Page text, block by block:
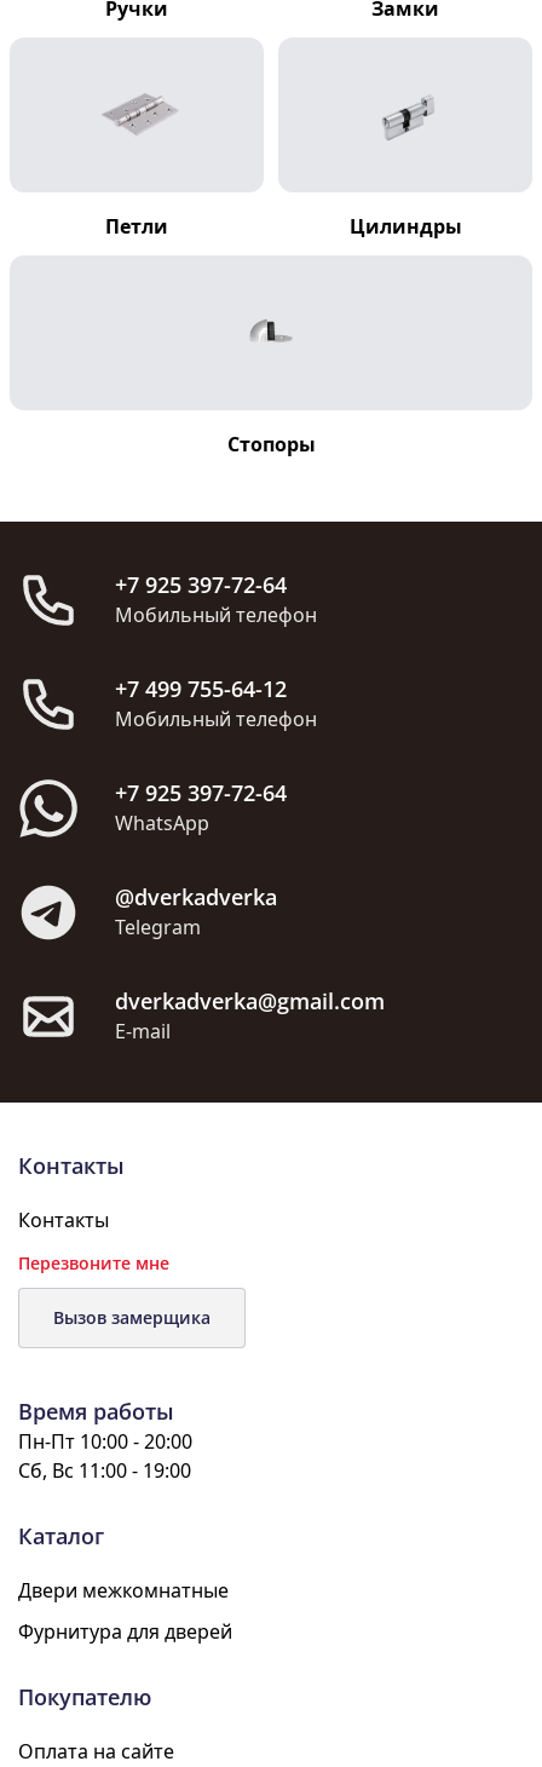
Ручки Замки
Петли Цилиндры
Стопоры
+7 925 397-72-64
Мобильный телефон
+7 499 755-64-12
Мобильный телефон
+7 925 397-72-64
WhatsApp
@dverkadverka
Telegram
dverkadverka@gmail.com
E-mail
Контакты
Контакты
Перезвоните мне
Вызов замерщика
Время работы
Пн-Пт 10:00 - 20:00
Сб, Вс 11:00 - 19:00
Каталог
Двери межкомнатные
Фурнитура для дверей
Покупателю
Оплата на сайте